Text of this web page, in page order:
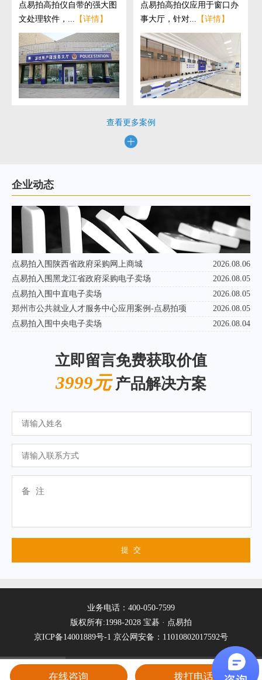
点易拍高拍仪自带的强大图
文处理软件，... 【详情】
点易拍高拍仪应用于窗口办
事大厅，针对... 【详情】
查看更多案例
企业动态
点易拍入围陕西省政府采购网上商城
2026.08.06
点易拍入围黑龙江省政府采购电子卖场
2026.08.05
点易拍入围中直电子卖场
2026.08.05
郑州市公共就业人才服务中心应用案例-点易拍项
2026.08.05
点易拍入围中央电子卖场
2026.08.04
立即留言免费获取价值
3999元产品解决方案
业务电话：400-050-7599
版权所有:1998-2028 宝碁 · 点易拍
京ICP备14001889号-1 京公网安备：11010802017592号
在线咨询 拨打电话